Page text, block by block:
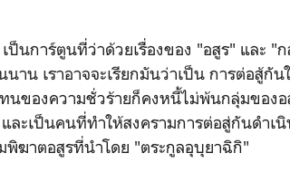
ป็นการ์ตูนที่ว่าด้วยเรื่องของ "อสูร" และ
นนาน เราอาจจะเรียกมันว่าเป็น การต่อสู้
นของความชั่วร้ายก็คงหนี้ไม่พ้นกลุ่มของ
และเป็นคนที่ทำให้สงครามการต่อสู่กันดำ
ฆาตอสูรที่นำโดย "ตระกูลอุบุยาฉิกิ"